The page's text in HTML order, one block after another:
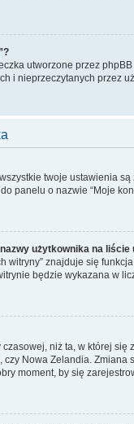
utworzone przez
i nieprzeczytanych przez
twoje ustawienia
panelu o nazwie “Moje
użytkownika na
witryny” znajduje się funkcja
będzie wykazana w
niż ta, w której
Nowa Zelandia.
moment, by się